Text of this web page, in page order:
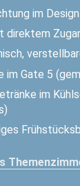
im
direktem
im Gate 5
im